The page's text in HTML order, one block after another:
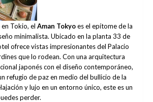
en Tokio, el Aman Tokyoes el epítome de la
minimalista. Ubicado en la planta 33 de
ofrece vistas impresionantes del Palacio
que lo rodean. Con una arquitectura
japonés con el diseño contemporáneo,
refugio de paz en medio del bullicio de la
y lujo en un entorno único, este es un
perder.